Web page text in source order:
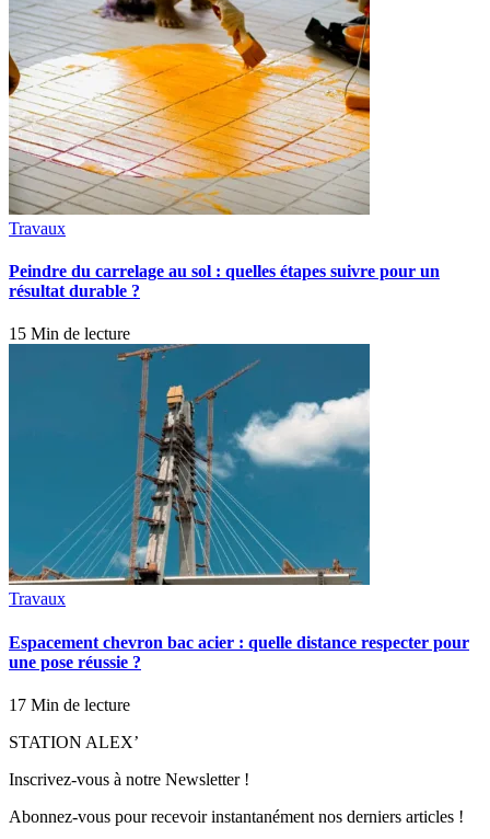
Travaux
Peindre du carrelage au sol : quelles étapes suivre pour un
résultat durable ?
15 Min de lecture
Travaux
Espacement chevron bac acier : quelle distance respecter pour
une pose réussie ?
17 Min de lecture
STATION ALEX’
Inscrivez-vous à notre Newsletter !
Abonnez-vous pour recevoir instantanément nos derniers articles !